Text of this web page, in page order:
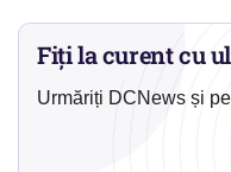
Fiți la curent cu
Urmăriți DCNews și pe